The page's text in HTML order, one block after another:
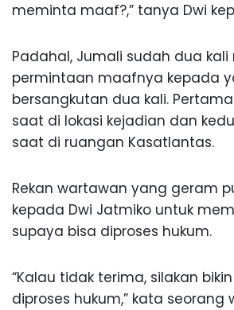
meminta maaf?,” tanya Dwi
Padahal, Jumali sudah dua
permintaan maafnya kepada
bersangkutan dua kali.
saat di lokasi kejadian dan
saat di ruangan Kasatlantas.
Rekan wartawan yang geram
kepada Dwi Jatmiko untuk
supaya bisa diproses hukum.
“Kalau tidak terima, silakan
diproses hukum,” kata seorang